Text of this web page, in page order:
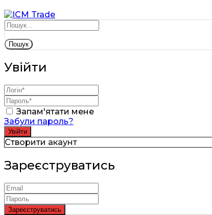
Пошук
Увійти
Запам'ятати мене
Забули пароль?
Створити акаунт
Зареєструватись